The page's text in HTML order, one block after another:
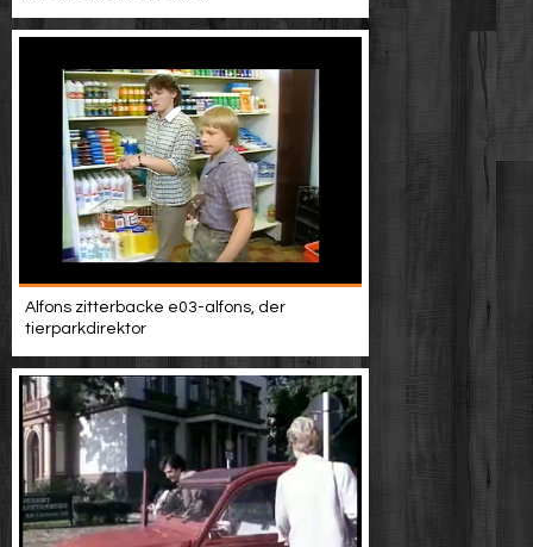
Alfons zitterbacke e03-alfons, der
tierparkdirektor